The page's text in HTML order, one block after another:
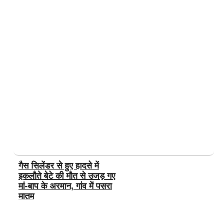
गैस सिलेंडर से हुए हादसे में
इकलौते बेटे की मौत से उजड़ गए
मां-बाप के अरमान, गांव में पसरा
मातम